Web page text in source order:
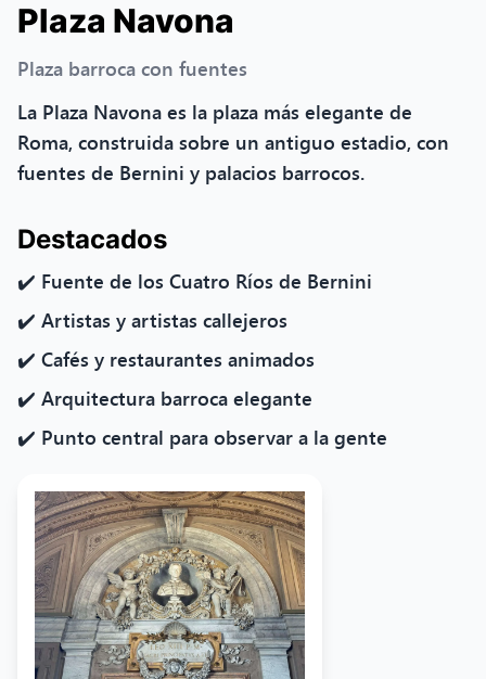
Plaza Navona
Plaza barroca con fuentes
La Plaza Navona es la plaza más elegante de
Roma, construida sobre un antiguo estadio, con
fuentes de Bernini y palacios barrocos.
Destacados
✔️ Fuente de los Cuatro Ríos de Bernini
✔️ Artistas y artistas callejeros
✔️ Cafés y restaurantes animados
✔️ Arquitectura barroca elegante
✔️ Punto central para observar a la gente